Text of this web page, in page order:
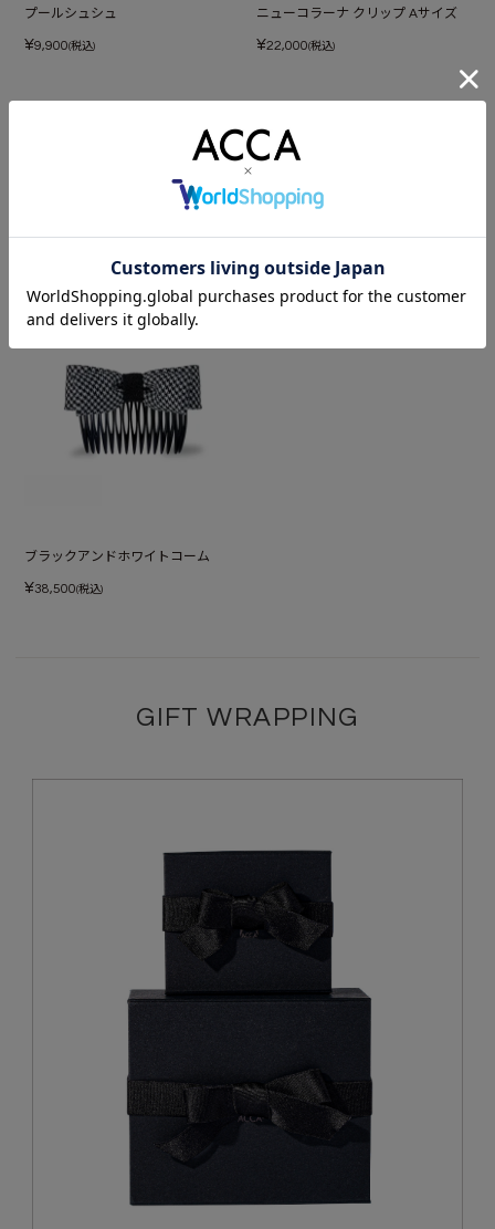
プールシュシュ
¥9,900(税込)
ニューコラーナ クリップ Aサイズ
¥22,000(税込)
あなたが最近見たアイテム
ブラックアンドホワイトコーム
¥38,500(税込)
GIFT WRAPPING